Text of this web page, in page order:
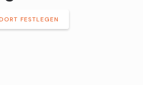
FESTLEGEN